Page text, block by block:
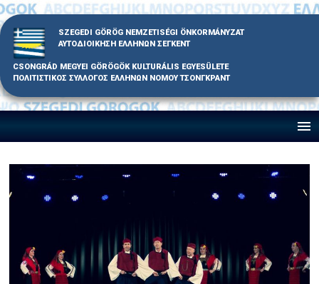
Skip
to
content
SZEGEDI GÖRÖG NEMZETISÉGI ÖNKORMÁNYZAT
ΑΥΤΟΔΙΟΙΚΗΣΗ ΕΛΛΗΝΩΝ ΣΕΓΚΕΝΤ
CSONGRÁD MEGYEI GÖRÖGÖK KULTURÁLIS EGYESÜLETE
ΠΟΛΙΤΙΣΤΙΚΟΣ ΣΥΛΛΟΓΟΣ ΕΛΛΗΝΩΝ ΝΟΜΟΥ ΤΣΟΝΓΚΡΑΝΤ